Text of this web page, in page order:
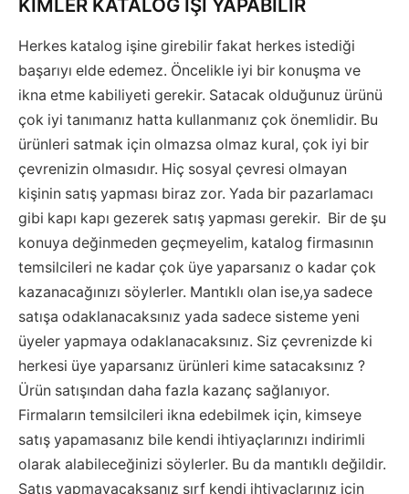
KİMLER KATALOG İŞİ YAPABİLİR
Herkes katalog işine girebilir fakat herkes istediği
başarıyı elde edemez. Öncelikle iyi bir konuşma ve
ikna etme kabiliyeti gerekir. Satacak olduğunuz ürünü
çok iyi tanımanız hatta kullanmanız çok önemlidir. Bu
ürünleri satmak için olmazsa olmaz kural, çok iyi bir
çevrenizin olmasıdır. Hiç sosyal çevresi olmayan
kişinin satış yapması biraz zor. Yada bir pazarlamacı
gibi kapı kapı gezerek satış yapması gerekir. Bir de şu
konuya değinmeden geçmeyelim, katalog firmasının
temsilcileri ne kadar çok üye yaparsanız o kadar çok
kazanacağınızı söylerler. Mantıklı olan ise,ya sadece
satışa odaklanacaksınız yada sadece sisteme yeni
üyeler yapmaya odaklanacaksınız. Siz çevrenizde ki
herkesi üye yaparsanız ürünleri kime satacaksınız ?
Ürün satışından daha fazla kazanç sağlanıyor.
Firmaların temsilcileri ikna edebilmek için, kimseye
satış yapamasanız bile kendi ihtiyaçlarınızı indirimli
olarak alabileceğinizi söylerler. Bu da mantıklı değildir.
Satış yapmayacaksanız sırf kendi ihtiyaçlarınız için